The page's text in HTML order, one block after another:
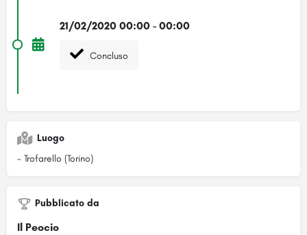
21/02/2020 00:00 - 00:00
Concluso
Luogo
- Trofarello (Torino)
Pubblicato da
Il Peocio